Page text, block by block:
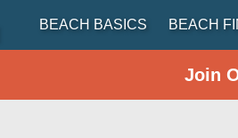
BEACH BASICS BEACH
Join